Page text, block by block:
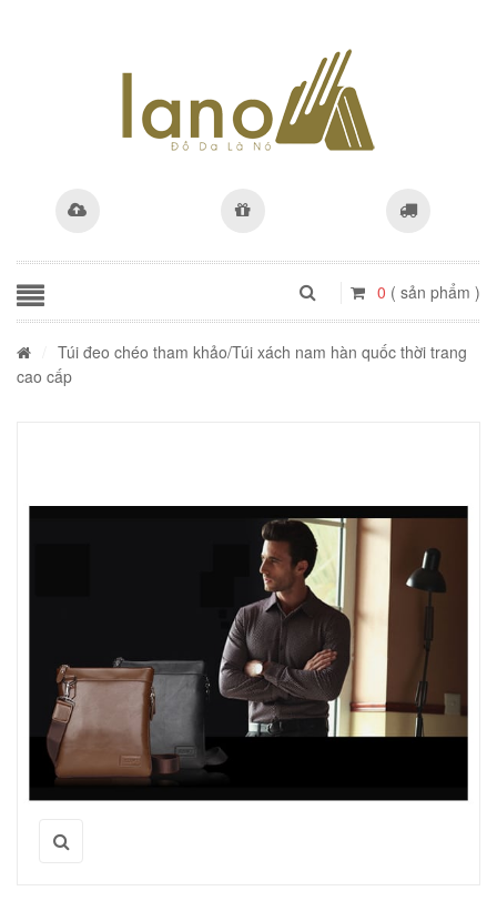
0 ( sản phẩm )
Túi đeo chéo tham khảo/Túi xách nam hàn quốc thời trang
cao cấp